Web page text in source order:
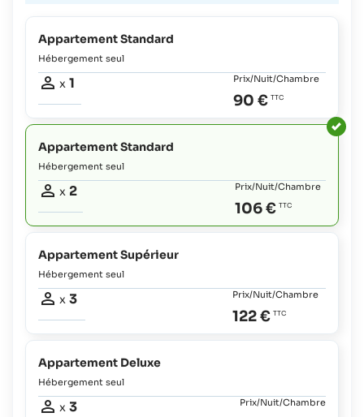
Appartement Standard
Hébergement seul
x 1 Prix/Nuit/Chambre
90 €
Appartement Standard
Hébergement seul
x 2 Prix/Nuit/Chambre
106 €
Appartement Supérieur
Hébergement seul
x 3 Prix/Nuit/Chambre
122 €
Appartement Deluxe
Hébergement seul
x 3 Prix/Nuit/Chambre